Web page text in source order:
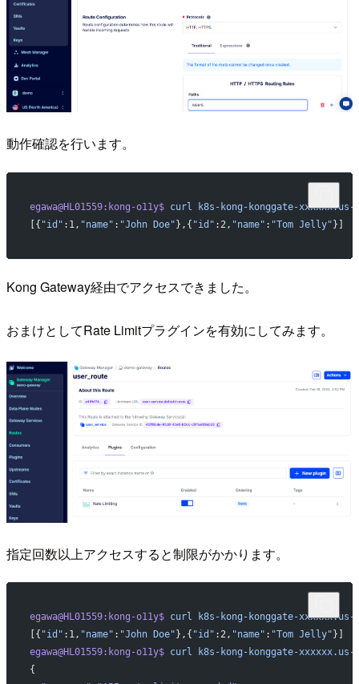
動作確認を行います。
egawa@HL01559:kong-o11y$ curl
k8s-kong-konggate-xxxxxx.us-
[{ "id" :1, "name" : "John Doe"},{ "id" :2, "name" : "Tom Jelly"}]
Kong Gateway経由でアクセスできました。
おまけとしてRate Limitプラグインを有効にしてみます。
指定回数以上アクセスすると制限がかかります。
egawa@HL01559:kong-o11y$ curl k8s-kong-konggate-xxxxxx.us-
[{ "id" :1, "name" : "John Doe" },{ "id" :2, "name" : "Tom Jelly" }]
egawa@HL01559:kong-o11y$ curl k8s-kong-konggate-xxxxxx.us-
{